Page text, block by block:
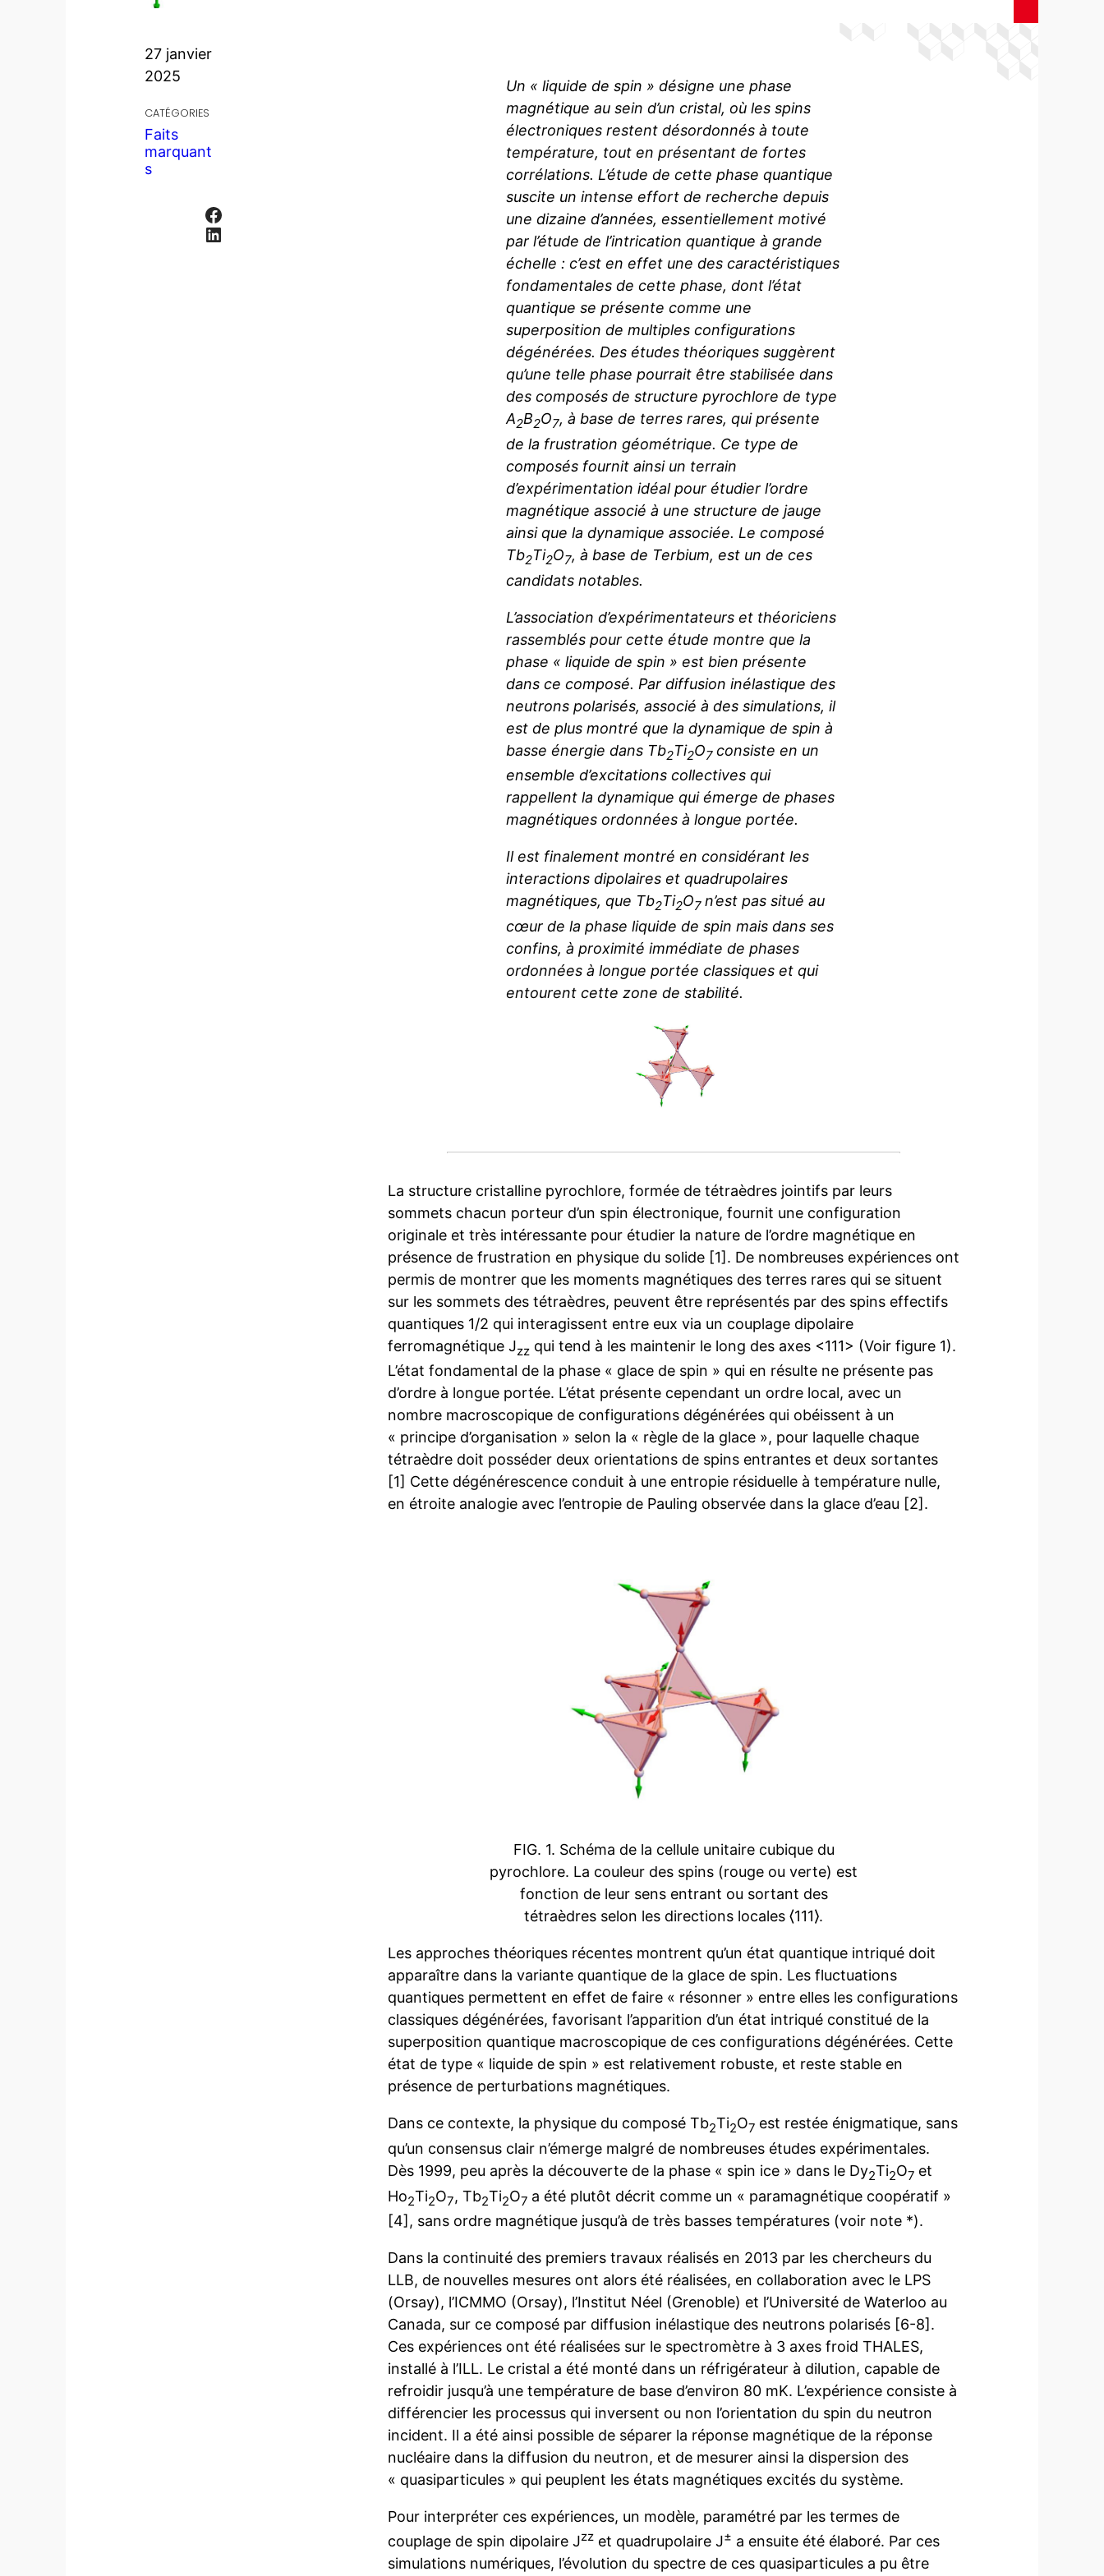
27 janvier
2025
CATÉGORIES
Faits
marquant
s
Facebook
LinkedIn
Un « liquide de spin » désigne une phase
magnétique au sein d’un cristal, où les spins
électroniques restent désordonnés à toute
température, tout en présentant de fortes
corrélations. L’étude de cette phase quantique
suscite un intense effort de recherche depuis
une dizaine d’années, essentiellement motivé
par l’étude de l’intrication quantique à grande
échelle : c’est en effet une des caractéristiques
fondamentales de cette phase, dont l’état
quantique se présente comme une
superposition de multiples configurations
dégénérées. Des études théoriques suggèrent
qu’une telle phase pourrait être stabilisée dans
des composés de structure pyrochlore de type
A2B2O7, à base de terres rares, qui présente
de la frustration géométrique. Ce type de
composés fournit ainsi un terrain
d’expérimentation idéal pour étudier l’ordre
magnétique associé à une structure de jauge
ainsi que la dynamique associée. Le composé
Tb2Ti2O7, à base de Terbium, est un de ces
candidats notables.
L’association d’expérimentateurs et théoriciens
rassemblés pour cette étude montre que la
phase « liquide de spin » est bien présente
dans ce composé. Par diffusion inélastique des
neutrons polarisés, associé à des simulations, il
est de plus montré que la dynamique de spin à
basse énergie dans Tb2Ti2O7 consiste en un
ensemble d’excitations collectives qui
rappellent la dynamique qui émerge de phases
magnétiques ordonnées à longue portée.
Il est finalement montré en considérant les
interactions dipolaires et quadrupolaires
magnétiques, que Tb2Ti2O7 n’est pas situé au
cœur de la phase liquide de spin mais dans ses
confins, à proximité immédiate de phases
ordonnées à longue portée classiques et qui
entourent cette zone de stabilité.
La structure cristalline pyrochlore, formée de tétraèdres jointifs par leurs
sommets chacun porteur d’un spin électronique, fournit une configuration
originale et très intéressante pour étudier la nature de l’ordre magnétique en
présence de frustration en physique du solide [1]. De nombreuses expériences ont
permis de montrer que les moments magnétiques des terres rares qui se situent
sur les sommets des tétraèdres, peuvent être représentés par des spins effectifs
quantiques 1/2 qui interagissent entre eux via un couplage dipolaire
ferromagnétique Jzz qui tend à les maintenir le long des axes <111> (Voir figure 1).
L’état fondamental de la phase « glace de spin » qui en résulte ne présente pas
d’ordre à longue portée. L’état présente cependant un ordre local, avec un
nombre macroscopique de configurations dégénérées qui obéissent à un
« principe d’organisation » selon la « règle de la glace », pour laquelle chaque
tétraèdre doit posséder deux orientations de spins entrantes et deux sortantes
[1] Cette dégénérescence conduit à une entropie résiduelle à température nulle,
en étroite analogie avec l’entropie de Pauling observée dans la glace d’eau [2].
FIG. 1. Schéma de la cellule unitaire cubique du
pyrochlore. La couleur des spins (rouge ou verte) est
fonction de leur sens entrant ou sortant des
tétraèdres selon les directions locales ⟨111⟩.
Les approches théoriques récentes montrent qu’un état quantique intriqué doit
apparaître dans la variante quantique de la glace de spin. Les fluctuations
quantiques permettent en effet de faire « résonner » entre elles les configurations
classiques dégénérées, favorisant l’apparition d’un état intriqué constitué de la
superposition quantique macroscopique de ces configurations dégénérées. Cette
état de type « liquide de spin » est relativement robuste, et reste stable en
présence de perturbations magnétiques.
Dans ce contexte, la physique du composé Tb2Ti2O7 est restée énigmatique, sans
qu’un consensus clair n’émerge malgré de nombreuses études expérimentales.
Dès 1999, peu après la découverte de la phase « spin ice » dans le Dy2Ti2O7 et
Ho2Ti2O7, Tb2Ti2O7 a été plutôt décrit comme un « paramagnétique coopératif »
[4], sans ordre magnétique jusqu’à de très basses températures (voir note *).
Dans la continuité des premiers travaux réalisés en 2013 par les chercheurs du
LLB, de nouvelles mesures ont alors été réalisées, en collaboration avec le LPS
(Orsay), l’ICMMO (Orsay), l’Institut Néel (Grenoble) et l’Université de Waterloo au
Canada, sur ce composé par diffusion inélastique des neutrons polarisés [6-8].
Ces expériences ont été réalisées sur le spectromètre à 3 axes froid THALES,
installé à l’ILL. Le cristal a été monté dans un réfrigérateur à dilution, capable de
refroidir jusqu’à une température de base d’environ 80 mK. L’expérience consiste à
différencier les processus qui inversent ou non l’orientation du spin du neutron
incident. Il a été ainsi possible de séparer la réponse magnétique de la réponse
nucléaire dans la diffusion du neutron, et de mesurer ainsi la dispersion des
« quasiparticules » qui peuplent les états magnétiques excités du système.
Pour interpréter ces expériences, un modèle, paramétré par les termes de
couplage de spin dipolaire Jzz et quadrupolaire J± a ensuite été élaboré. Par ces
simulations numériques, l’évolution du spectre de ces quasiparticules a pu être